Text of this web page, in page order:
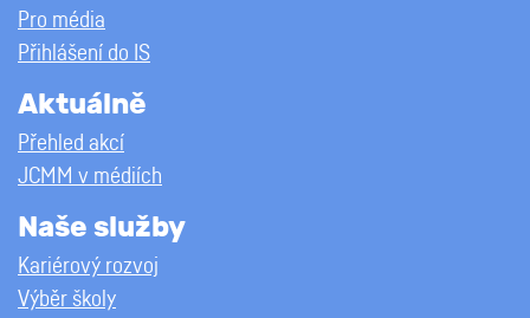
Pro média
Přihlášení do IS
Aktuálně
Přehled akcí
JCMM v médiích
Naše služby
Kariérový rozvoj
Výběr školy